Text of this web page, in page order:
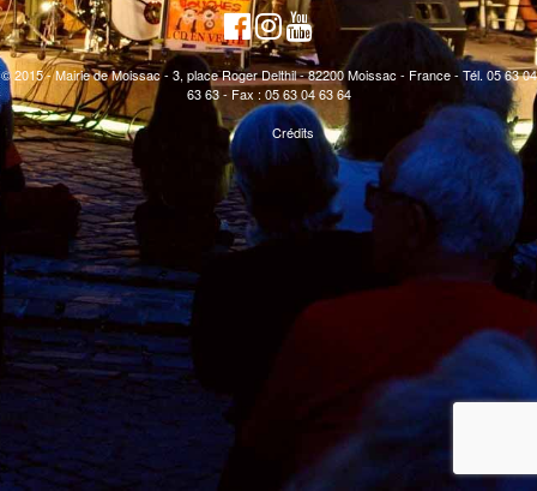
© 2015 - Mairie de Moissac - 3, place Roger Delthil - 82200 Moissac - France - Tél. 05 63 04
63 63 - Fax : 05 63 04 63 64
Crédits